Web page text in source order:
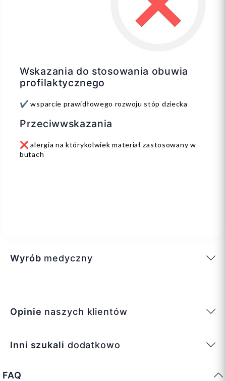
Wskazania do stosowania obuwia
profilaktycznego
✔️ wsparcie prawidłowego rozwoju stóp dziecka
Przeciwwskazania
❌ alergia na którykolwiek materiał zastosowany w
butach
Wyrób medyczny
Opinie naszych klientów
Inni szukali dodatkowo
FAQ